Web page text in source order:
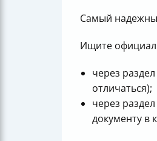
Самый
Ищите
через раздел
отличаться);
через
документу в